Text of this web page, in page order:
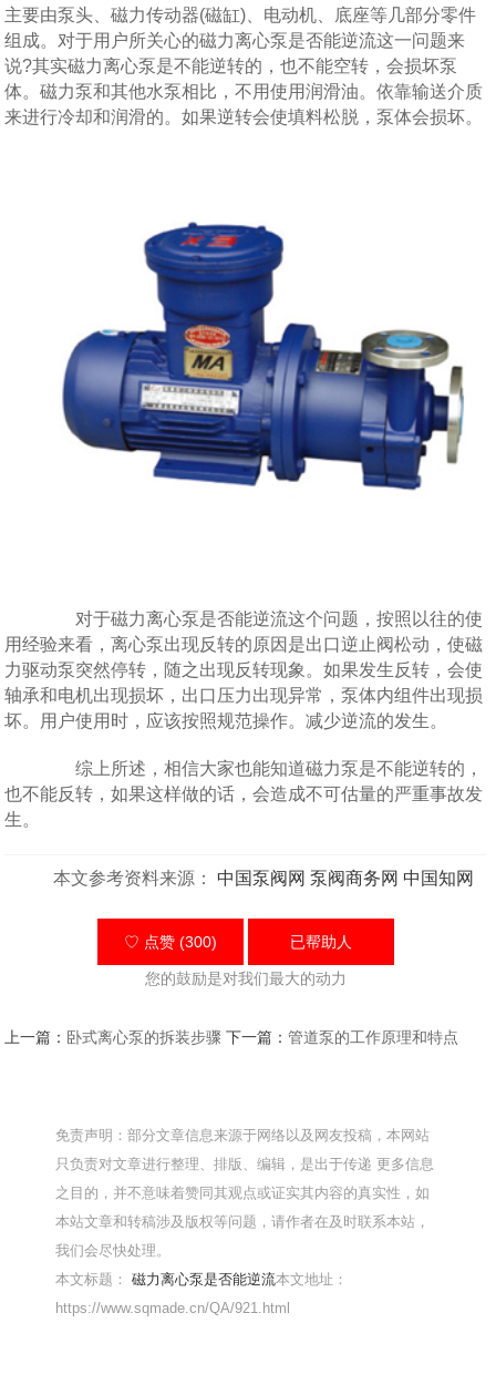
主要由泵头、磁力传动器(磁缸)、电动机、底座等几部分零件
组成。对于用户所关心的磁力离心泵是否能逆流这一问题来
说?其实磁力离心泵是不能逆转的，也不能空转，会损坏泵
体。磁力泵和其他水泵相比，不用使用润滑油。依靠输送介质
来进行冷却和润滑的。如果逆转会使填料松脱，泵体会损坏。
对于磁力离心泵是否能逆流这个问题，按照以往的使
用经验来看，离心泵出现反转的原因是出口逆止阀松动，使磁
力驱动泵突然停转，随之出现反转现象。如果发生反转，会使
轴承和电机出现损坏，出口压力出现异常，泵体内组件出现损
坏。用户使用时，应该按照规范操作。减少逆流的发生。
综上所述，相信大家也能知道磁力泵是不能逆转的，
也不能反转，如果这样做的话，会造成不可估量的严重事故发
生。
本文参考资料来源： 中国泵阀网 泵阀商务网 中国知网
♡ 点赞 (300) 已帮助人
您的鼓励是对我们最大的动力
上一篇： 卧式离心泵的拆装步骤 下一篇：管道泵的工作原理和特点
免责声明：部分文章信息来源于网络以及网友投稿，本网站
只负责对文章进行整理、排版、编辑，是出于传递 更多信息
之目的，并不意味着赞同其观点或证实其内容的真实性，如
本站文章和转稿涉及版权等问题，请作者在及时联系本站，
我们会尽快处理。
本文标题：磁力离心泵是否能逆流本文地址：
https://www.sqmade.cn/QA/921.html